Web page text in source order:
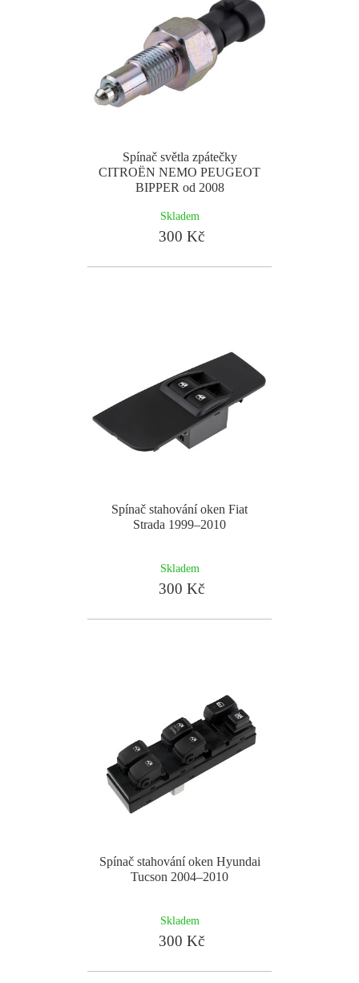
Spínač světla zpátečky
CITROËN NEMO PEUGEOT
BIPPER od 2008
Skladem
300 Kč
Spínač stahování oken Fiat
Strada 1999–2010
Skladem
300 Kč
Spínač stahování oken Hyundai
Tucson 2004–2010
Skladem
300 Kč